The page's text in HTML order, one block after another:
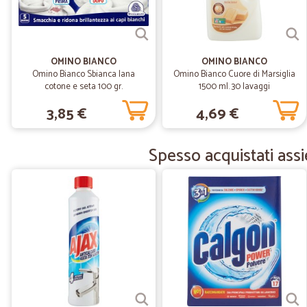
OMINO BIANCO
Omino Bianco Sbianca lana
cotone e seta 100 gr.
3,85 €
OMINO BIANCO
Omino Bianco Cuore di Marsiglia
1500 ml. 30 lavaggi
4,69 €
Spesso acquistati